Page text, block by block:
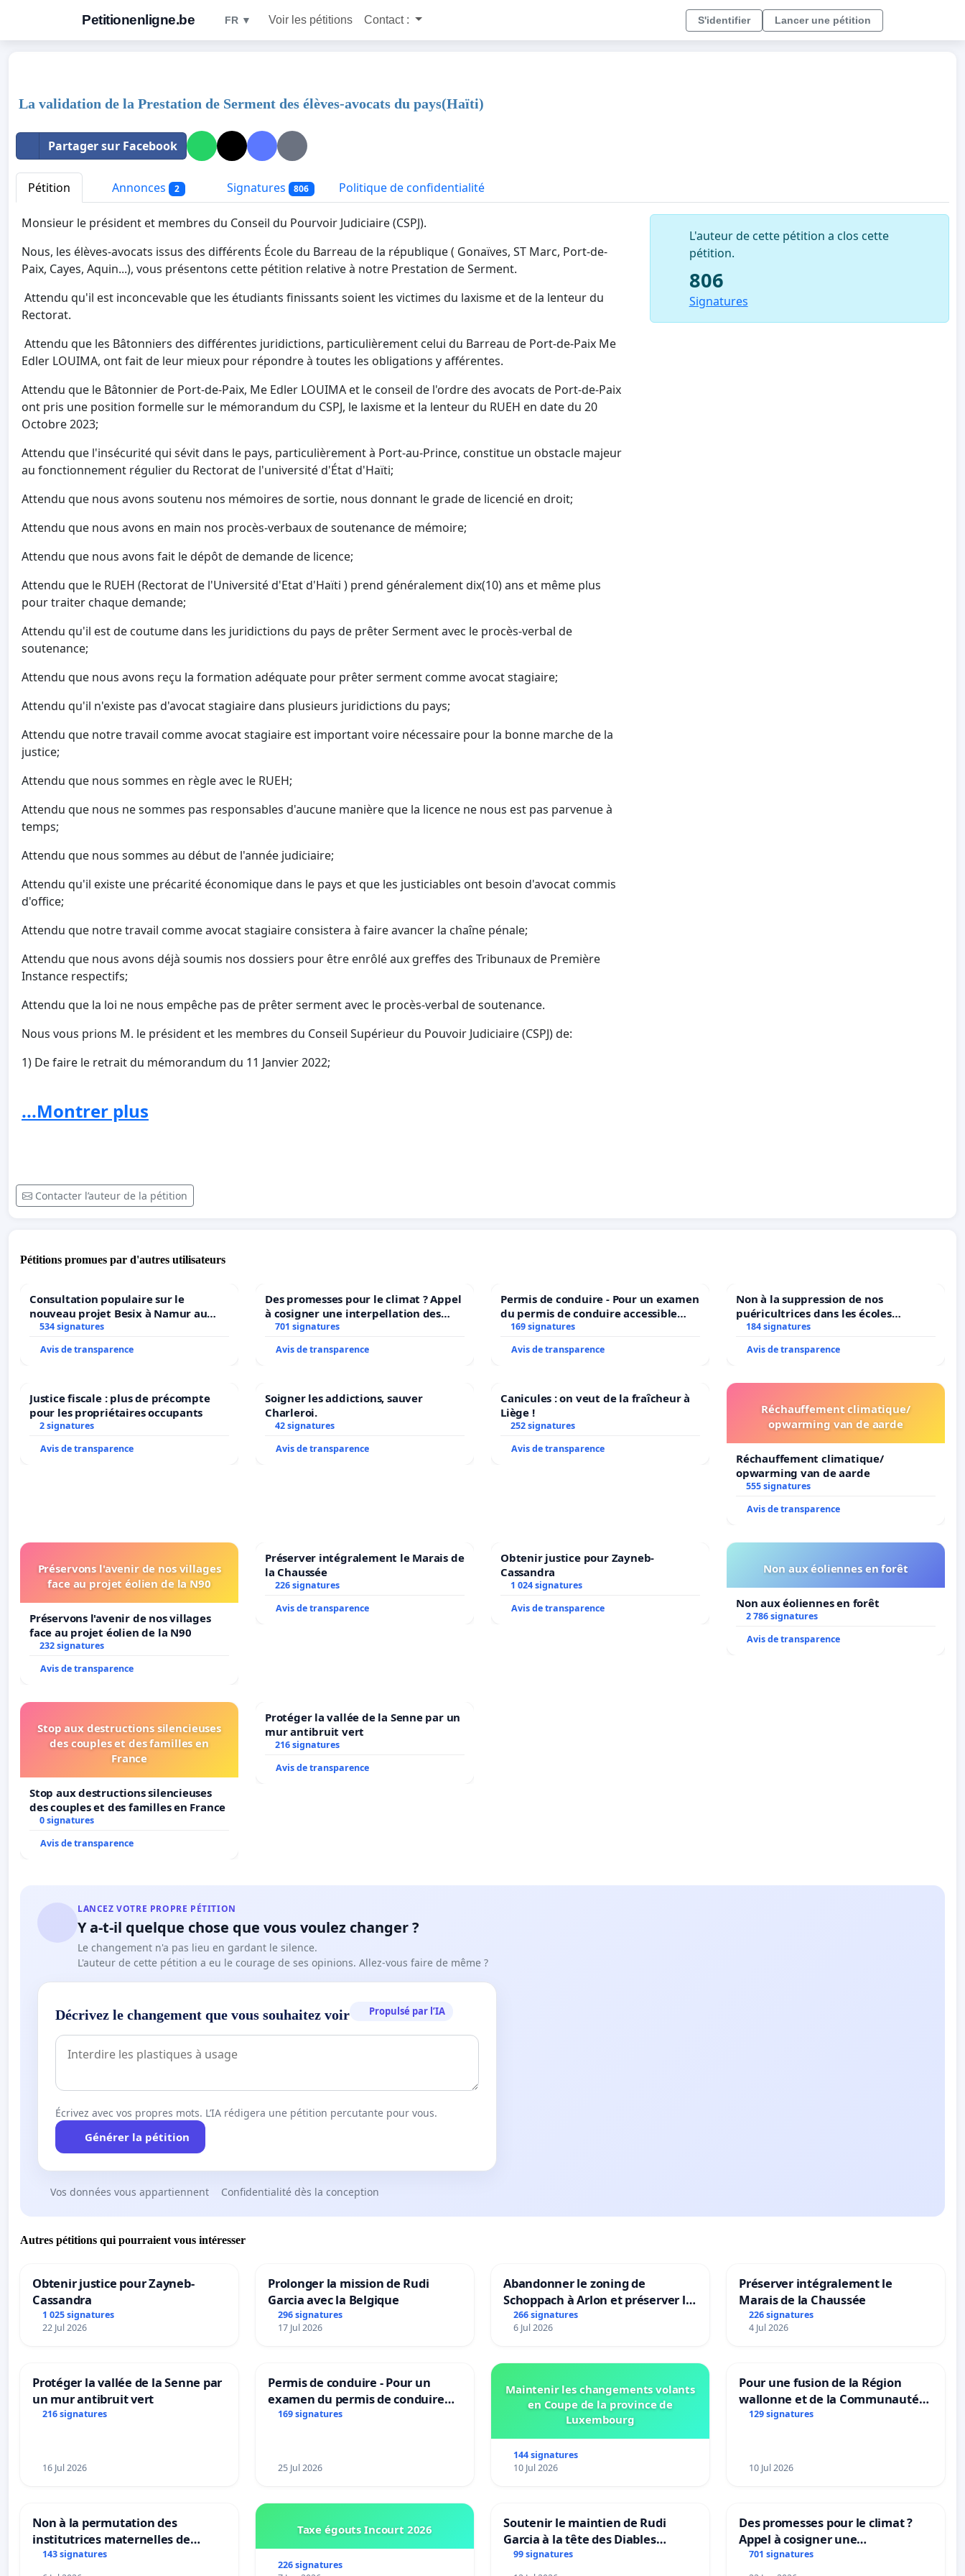
Petitionenligne.be FR ▼ Voir les pétitions Contact : S'identifier Lancer une pétition
La validation de la Prestation de Serment des élèves-avocats du pays(Haïti)
Partager sur Facebook
Pétition Annonces 2 Signatures 806 Politique de confidentialité
Monsieur le président et membres du Conseil du Pourvoir Judiciaire (CSPJ).
Nous, les élèves-avocats issus des différents École du Barreau de la république ( Gonaïves, ST Marc, Port-de-
Paix, Cayes, Aquin...), vous présentons cette pétition relative à notre Prestation de Serment.
Attendu qu'il est inconcevable que les étudiants finissants soient les victimes du laxisme et de la lenteur du
Rectorat.
Attendu que les Bâtonniers des différentes juridictions, particulièrement celui du Barreau de Port-de-Paix Me
Edler LOUIMA, ont fait de leur mieux pour répondre à toutes les obligations y afférentes.
Attendu que le Bâtonnier de Port-de-Paix, Me Edler LOUIMA et le conseil de l'ordre des avocats de Port-de-Paix
ont pris une position formelle sur le mémorandum du CSPJ, le laxisme et la lenteur du RUEH en date du 20
Octobre 2023;
Attendu que l'insécurité qui sévit dans le pays, particulièrement à Port-au-Prince, constitue un obstacle majeur
au fonctionnement régulier du Rectorat de l'université d'État d'Haïti;
Attendu que nous avons soutenu nos mémoires de sortie, nous donnant le grade de licencié en droit;
Attendu que nous avons en main nos procès-verbaux de soutenance de mémoire;
Attendu que nous avons fait le dépôt de demande de licence;
Attendu que le RUEH (Rectorat de l'Université d'Etat d'Haïti ) prend généralement dix(10) ans et même plus
pour traiter chaque demande;
Attendu qu'il est de coutume dans les juridictions du pays de prêter Serment avec le procès-verbal de
soutenance;
Attendu que nous avons reçu la formation adéquate pour prêter serment comme avocat stagiaire;
Attendu qu'il n'existe pas d'avocat stagiaire dans plusieurs juridictions du pays;
Attendu que notre travail comme avocat stagiaire est important voire nécessaire pour la bonne marche de la
justice;
Attendu que nous sommes en règle avec le RUEH;
Attendu que nous ne sommes pas responsables d'aucune manière que la licence ne nous est pas parvenue à
temps;
Attendu que nous sommes au début de l'année judiciaire;
Attendu qu'il existe une précarité économique dans le pays et que les justiciables ont besoin d'avocat commis
d'office;
Attendu que notre travail comme avocat stagiaire consistera à faire avancer la chaîne pénale;
Attendu que nous avons déjà soumis nos dossiers pour être enrôlé aux greffes des Tribunaux de Première
Instance respectifs;
Attendu que la loi ne nous empêche pas de prêter serment avec le procès-verbal de soutenance.
Nous vous prions M. le président et les membres du Conseil Supérieur du Pouvoir Judiciaire (CSPJ) de:
1) De faire le retrait du mémorandum du 11 Janvier 2022;
3) De permettre aux élèves-avocats de prêter serment avec leur procès-verbal de soutenance.
...Montrer plus
Contacter l’auteur de la pétition
L'auteur de cette pétition a clos cette
pétition.
806
Signatures
Pétitions promues par d'autres utilisateurs
Consultation populaire sur le
nouveau projet Besix à Namur au
Parc Léopold ?
534 signatures
Avis de transparence
Des promesses pour le climat ? Appel
à cosigner une interpellation des
ministres wallons du climat et de
701 signatures
Avis de transparence
Permis de conduire - Pour un examen
du permis de conduire accessible
dans plusieurs langues à Bruxelles
169 signatures
Avis de transparence
Non à la suppression de nos
puéricultrices dans les écoles
communale de Flémalle !
184 signatures
Avis de transparence
Justice fiscale : plus de précompte
pour les propriétaires occupants
2 signatures
Avis de transparence
Soigner les addictions, sauver
Charleroi.
42 signatures
Avis de transparence
Canicules : on veut de la fraîcheur à
Liège !
252 signatures
Avis de transparence
Réchauffement climatique/
opwarming van de aarde
Réchauffement climatique/
opwarming van de aarde
555 signatures
Avis de transparence
Préservons l'avenir de nos villages
face au projet éolien de la N90
Préservons l'avenir de nos villages
face au projet éolien de la N90
232 signatures
Avis de transparence
Préserver intégralement le Marais de
la Chaussée
226 signatures
Avis de transparence
Obtenir justice pour Zayneb-
Cassandra
1 024 signatures
Avis de transparence
Non aux éoliennes en forêt
Non aux éoliennes en forêt
2 786 signatures
Avis de transparence
Stop aux destructions silencieuses
des couples et des familles en
France
Stop aux destructions silencieuses
des couples et des familles en France
0 signatures
Avis de transparence
Protéger la vallée de la Senne par un
mur antibruit vert
216 signatures
Avis de transparence
LANCEZ VOTRE PROPRE PÉTITION
Y a-t-il quelque chose que vous voulez changer ?
Le changement n'a pas lieu en gardant le silence.
L'auteur de cette pétition a eu le courage de ses opinions. Allez-vous faire de même ?
Décrivez le changement que vous souhaitez voir Propulsé par l’IA
Écrivez avec vos propres mots. L’IA rédigera une pétition percutante pour vous.
Générer la pétition
Vos données vous appartiennent Confidentialité dès la conception
Autres pétitions qui pourraient vous intéresser
Obtenir justice pour Zayneb-
Cassandra
1 025 signatures
22 Jul 2026
Prolonger la mission de Rudi
Garcia avec la Belgique
296 signatures
17 Jul 2026
Abandonner le zoning de
Schoppach à Arlon et préserver le
site naturel
266 signatures
6 Jul 2026
Préserver intégralement le
Marais de la Chaussée
226 signatures
4 Jul 2026
Protéger la vallée de la Senne par
un mur antibruit vert
216 signatures
16 Jul 2026
Permis de conduire - Pour un
examen du permis de conduire
accessible dans plusieurs langues
169 signatures
25 Jul 2026
Maintenir les changements volants
en Coupe de la province de
Luxembourg
144 signatures
10 Jul 2026
Pour une fusion de la Région
wallonne et de la Communauté
française (Fédération Wallonie-
129 signatures
10 Jul 2026
Non à la permutation des
institutrices maternelles de
Bléharies et Laplaigne !
Préservons la stabilité de nos
143 signatures
Taxe égouts Incourt 2026
226 signatures
Soutenir le maintien de Rudi
Garcia à la tête des Diables
Rouges |Teken voor het behoud
van Rudi Garcia als bondscoach
99 signatures
Des promesses pour le climat ?
Appel à cosigner une
interpellation des ministres
wallons du climat et de
701 signatures